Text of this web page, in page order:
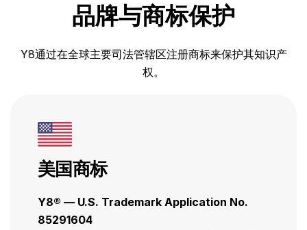
品牌与商标保护
Y8通过在全球主要司法管辖区注册商标来保护其知识产
权。
美国商标
Y8® — U.S. Trademark Application No.
85291604